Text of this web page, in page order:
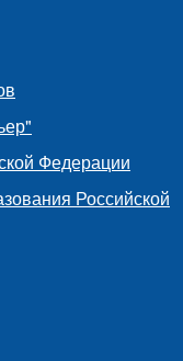
Федерации
Российской